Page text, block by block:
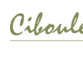
contenido